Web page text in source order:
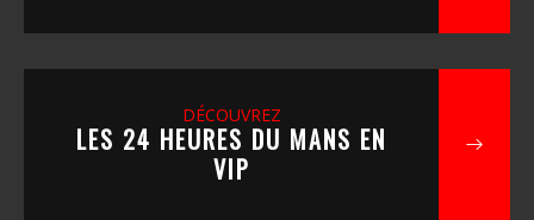
DÉCOUVREZ
LES 24 HEURES DU MANS EN
VIP